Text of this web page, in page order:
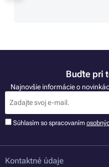
Buďte pri
Najnovšie informácie o
Súhlasím so spracovaním
Kontaktné údaje